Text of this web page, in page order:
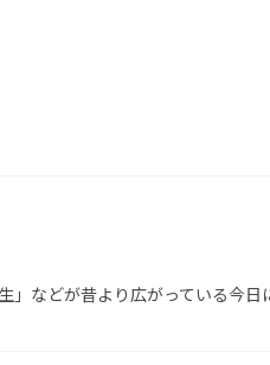
などが昔より広がっている今日